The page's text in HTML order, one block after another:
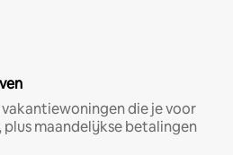
die je voor
maandelijkse betalingen